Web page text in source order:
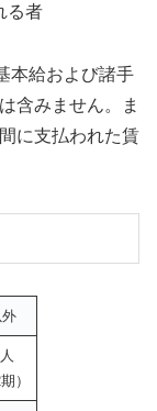
る者
本給および諸手
含みません。ま
に支払われた賃
）